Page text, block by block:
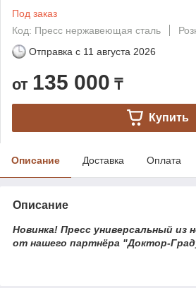
Под заказ
Код: Пресс нержавеющая сталь
Отправка с 11 августа 2026
от 135 000 ₸
Купить
Описание Доставка Оплата
Описание
Новинка! Пресс универсальный из
от нашего партнёра "Доктор-